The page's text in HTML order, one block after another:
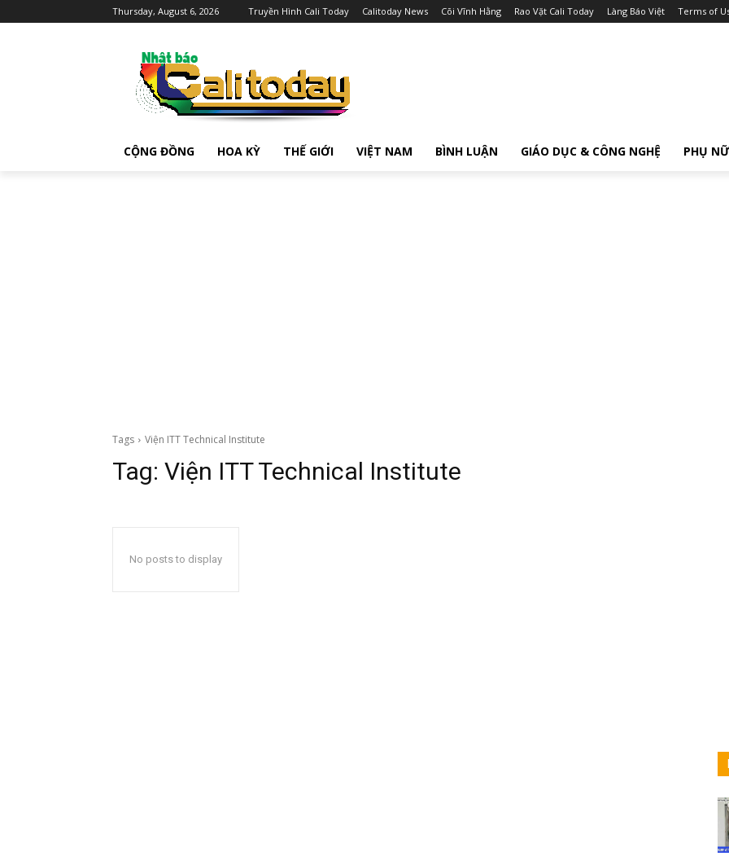
Thursday, August 6, 2026 Truyền Hình Cali Today Calitoday News Cõi Vĩnh Hằng Rao Vặt Cali Today Làng Báo Việt Terms of
CỘNG ĐỒNG HOA KỲ THẾ GIỚI VIỆT NAM BÌNH LUẬN GIÁO DỤC & CÔNG NGHỆ PHỤ NỮ
Tags Viện ITT Technical Institute
Tag: Viện ITT Technical Institute
No posts to display